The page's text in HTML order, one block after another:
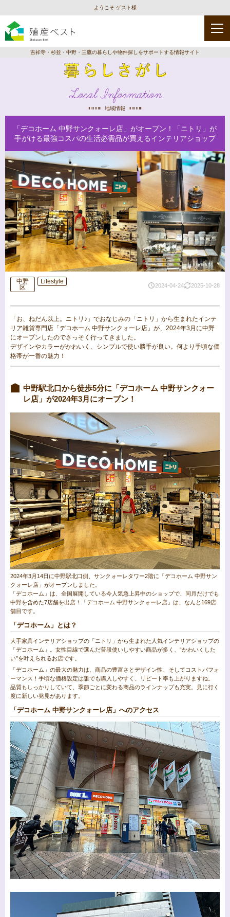
ようこそ ゲスト様
吉祥寺・杉並・中野・三鷹の暮らしや物件探しをサポートする情報サイト
Local Information
地域情報
「デコホーム 中野サンクォーレ店」がオープン！「ニトリ」が
手がける最強コスパの生活必需品が買えるインテリアショップ
中野
区
Lifestyle
2024-04-24 2025-10-28
「お、ねだん以上。ニトリ♪」でおなじみの「ニトリ」から生まれたインテ
リア雑貨専門店「デコホーム 中野サンクォーレ店」が、2024年3月に中野
にオープンしたのでさっそく行ってきました。
デザインやカラーがかわいく、シンプルで使い勝手が良い。何より手頃な価
格帯が一番の魅力！
中野駅北口から徒歩5分に「デコホーム 中野サンクォー
レ店」が2024年3月にオープン！
2024年3月14日に中野駅北口側、サンクォーレタワー2階に「デコホーム 中野サン
クォーレ店」がオープンしました。
「デコホーム」は、全国展開している今人気急上昇中のショップで、同月だけでも
中野を含めた7店舗を出店！「デコホーム 中野サンクォーレ店」は、なんと169店
舗目です。
「デコホーム」とは？
大手家具インテリアショップの「ニトリ」から生まれた人気インテリアショップの
「デコホーム」。女性目線で選んだ普段使いしやすい商品が多く、“かわいくした
い”を叶えられるお店です。
「デコホーム」の最大の魅力は、商品の豊富さとデザイン性、そしてコストパフォ
ーマンス！手頃な価格設定は誰でも購入しやすく、リピート率も上がりますね。
品質もしっかりしていて、季節ごとに変わる商品のラインナップも充実。見に行く
度に新しい発見があります。
「デコホーム 中野サンクォーレ店」へのアクセス